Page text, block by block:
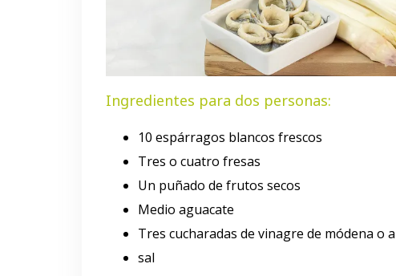
Ingredientes para dos personas:
10 espárragos blancos frescos
Tres o cuatro fresas
Un puñado de frutos secos
Medio aguacate
Tres cucharadas de vinagre de módena o
sal